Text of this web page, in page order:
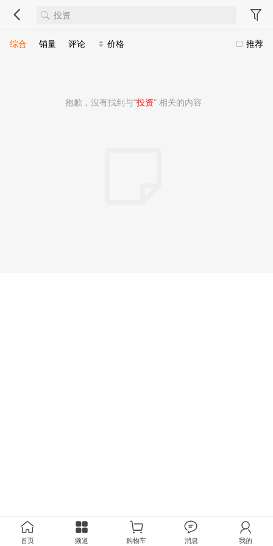
推荐
综合 销量 评论 价格
抱歉，没有找到与“投资” 相关的内容
首页 频道 购物车 消息 我的